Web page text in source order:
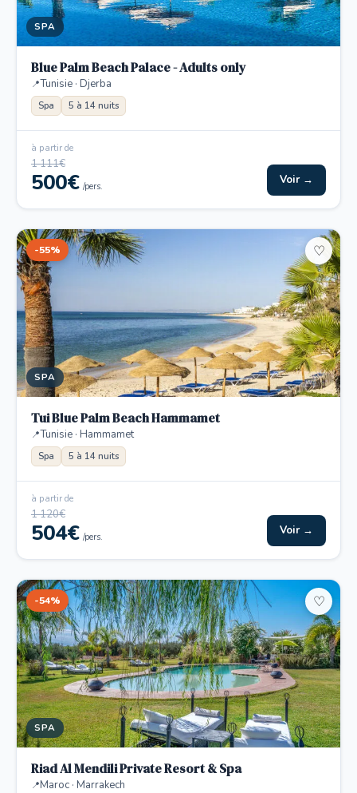
SPA
Blue Palm Beach Palace - Adults only
Tunisie · Djerba
Spa 5 à 14 nuits
à partir de
1 111€
500€ /pers. Voir →
-55%
SPA
♡
Tui Blue Palm Beach Hammamet
Tunisie · Hammamet
Spa 5 à 14 nuits
à partir de
1 120€
504€ /pers. Voir →
-54%
SPA
♡
Riad Al Mendili Private Resort & Spa
Maroc · Marrakech